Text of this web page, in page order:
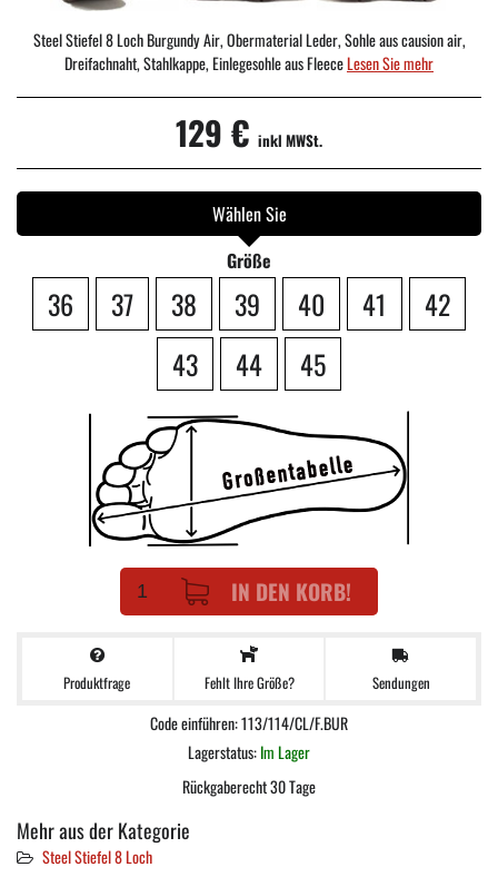
Steel Stiefel 8 Loch Burgundy Air, Obermaterial Leder, Sohle aus causion air,
Dreifachnaht, Stahlkappe, Einlegesohle aus FleeceLesen Sie mehr
129 € inkl MWSt.
Wählen Sie
Größe
36 37 38 39 40 41
42
43
44 45
IN DEN KORB!
Produktfrage Fehlt Ihre Größe? Sendungen
Code einführen: 113/114/CL/F.BUR
Lagerstatus:Im Lager
Rückgaberecht 30 Tage
Mehr aus der Kategorie
Steel Stiefel 8 Loch